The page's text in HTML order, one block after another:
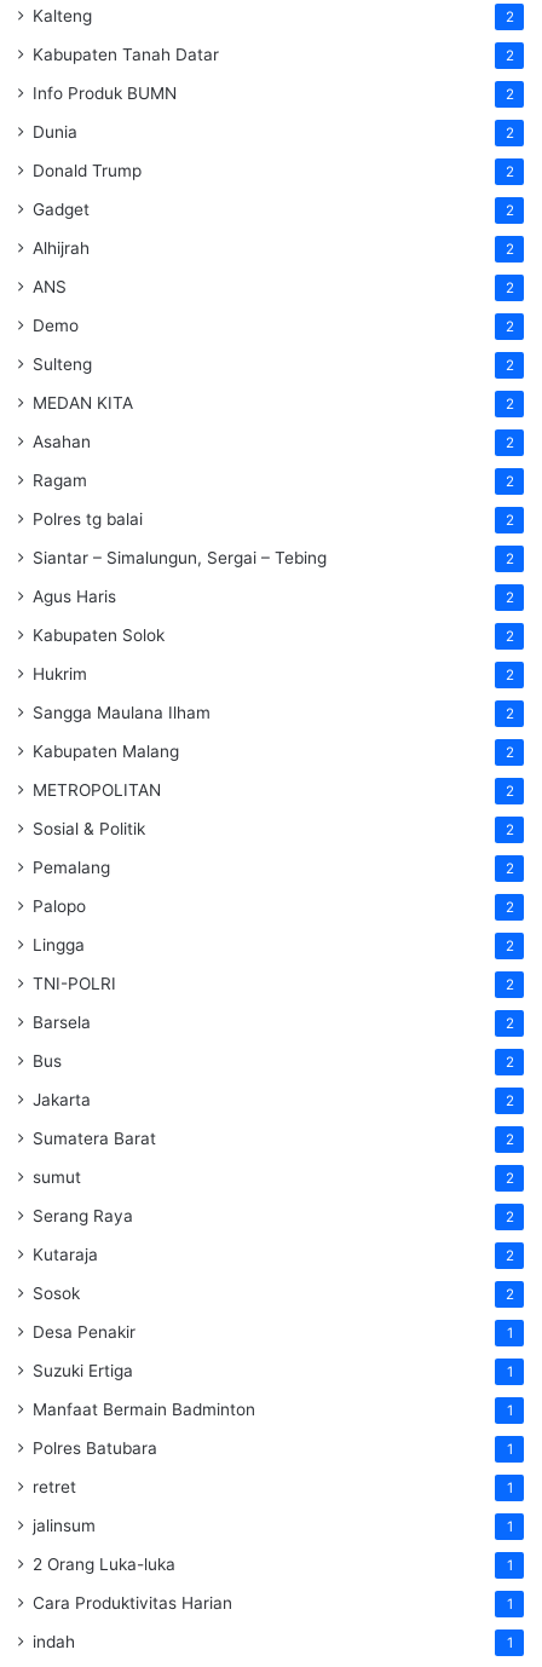
Kalteng 2
Kabupaten Tanah Datar 2
Info Produk BUMN 2
Dunia 2
Donald Trump 2
Gadget 2
Alhijrah 2
ANS 2
Demo 2
Sulteng 2
MEDAN KITA 2
Asahan 2
Ragam 2
Polres tg balai 2
Siantar – Simalungun, Sergai – Tebing 2
Agus Haris 2
Kabupaten Solok 2
Hukrim 2
Sangga Maulana Ilham 2
Kabupaten Malang 2
METROPOLITAN 2
Sosial & Politik 2
Pemalang 2
Palopo 2
Lingga 2
TNI-POLRI 2
Barsela 2
Bus 2
Jakarta 2
Sumatera Barat 2
sumut 2
Serang Raya 2
Kutaraja 2
Sosok 2
Desa Penakir 1
Suzuki Ertiga 1
Manfaat Bermain Badminton 1
Polres Batubara 1
retret 1
jalinsum 1
2 Orang Luka-luka 1
Cara Produktivitas Harian 1
indah 1